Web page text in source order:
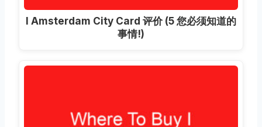
I Amsterdam City Card 评价 (5 您必须知道的
事情!)